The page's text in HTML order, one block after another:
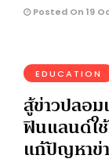
Posted On 19
EDUCATION
สู้ข่าวปลอม
ฟินแลนด์ใ
แก้ปัญหาข่